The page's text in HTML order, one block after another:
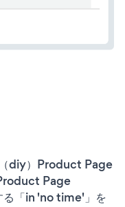
diy）Product Page
Page
「in 'no time'」を